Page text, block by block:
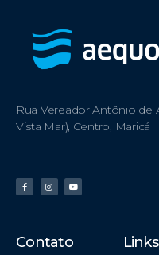
Rua Vereador Antônio de
Vista Mar), Centro, Maricá
Contato Links